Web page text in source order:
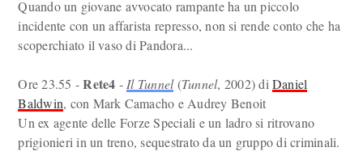
Quando un giovane avvocato rampante ha un piccolo
incidente con un affarista represso, non si rende conto che ha
scoperchiato il vaso di Pandora...
Ore 23.55 -Rete4 - Il Tunnel(Tunnel, 2002) di Daniel
Baldwin, con Mark Camacho e Audrey Benoit
Un ex agente delle Forze Speciali e un ladro si ritrovano
prigionieri in un treno, sequestrato da un gruppo di criminali.